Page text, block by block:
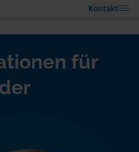
Kontakt
für